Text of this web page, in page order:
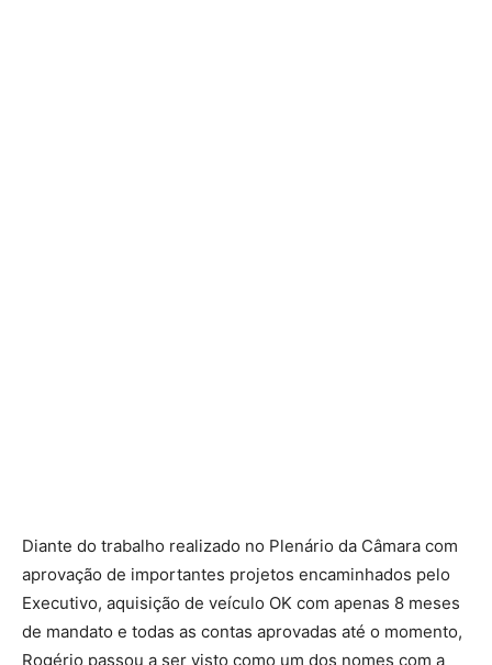
Diante do trabalho realizado no Plenário da Câmara com
aprovação de importantes projetos encaminhados pelo
Executivo, aquisição de veículo OK com apenas 8 meses
de mandato e todas as contas aprovadas até o momento,
Rogério passou a ser visto como um dos nomes com a